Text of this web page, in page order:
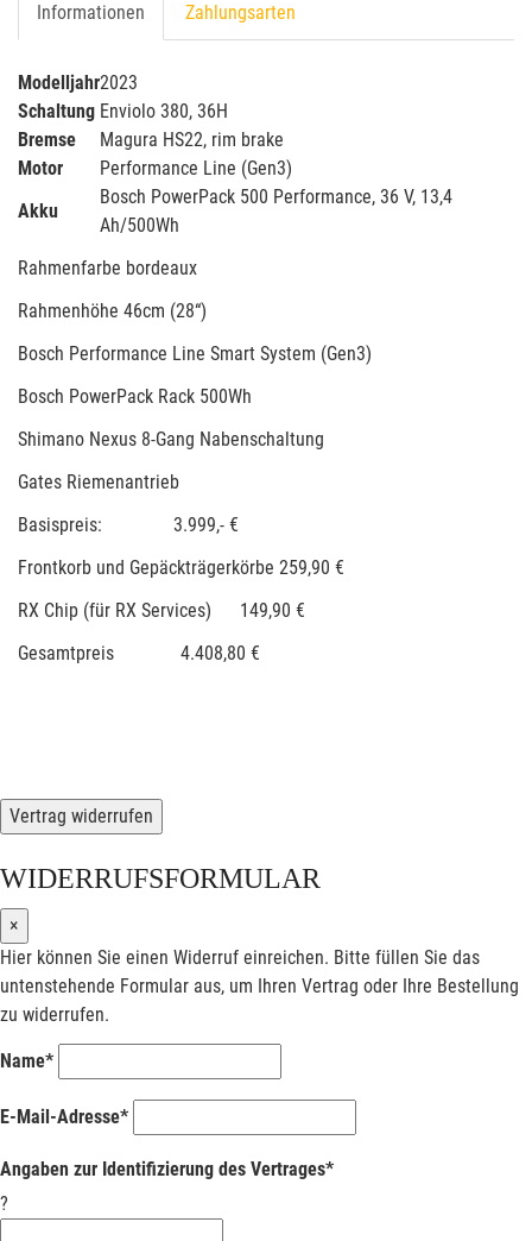
Informationen Zahlungsarten
Modelljahr2023
Schaltung Enviolo 380, 36H
Bremse
Magura HS22, rim brake
Motor
Performance Line (Gen3)
Akku
Bosch PowerPack 500 Performance, 36 V, 13,4
Ah/500Wh
Rahmenfarbe bordeaux
Rahmenhöhe 46cm (28“)
Bosch Performance Line Smart System (Gen3)
Bosch PowerPack Rack 500Wh
Shimano Nexus 8-Gang Nabenschaltung
Gates Riemenantrieb
Basispreis: 3.999,- €
Frontkorb und Gepäckträgerkörbe 259,90 €
RX Chip (für RX Services) 149,90 €
Gesamtpreis 4.408,80 €
Vertrag widerrufen
WIDERRUFSFORMULAR
×
Hier können Sie einen Widerruf einreichen. Bitte füllen Sie das
untenstehende Formular aus, um Ihren Vertrag oder Ihre Bestellung
zu widerrufen.
Name*
E-Mail-Adresse*
Angaben zur Identifizierung des Vertrages*
?